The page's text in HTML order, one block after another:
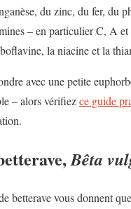
du zinc, du fer, du
– en particulier C, A
la niacine et la
avec une petite
– alors vérifiezce guide
Bêta
betterave vous donnent